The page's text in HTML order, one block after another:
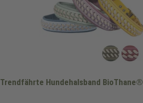
Trendfährte Hundehalsband BioThane®